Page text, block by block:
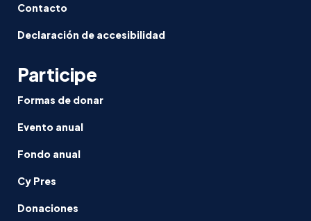
Contacto
Declaración de accesibilidad
Participe
Formas de donar
Evento anual
Fondo anual
Cy Pres
Donaciones